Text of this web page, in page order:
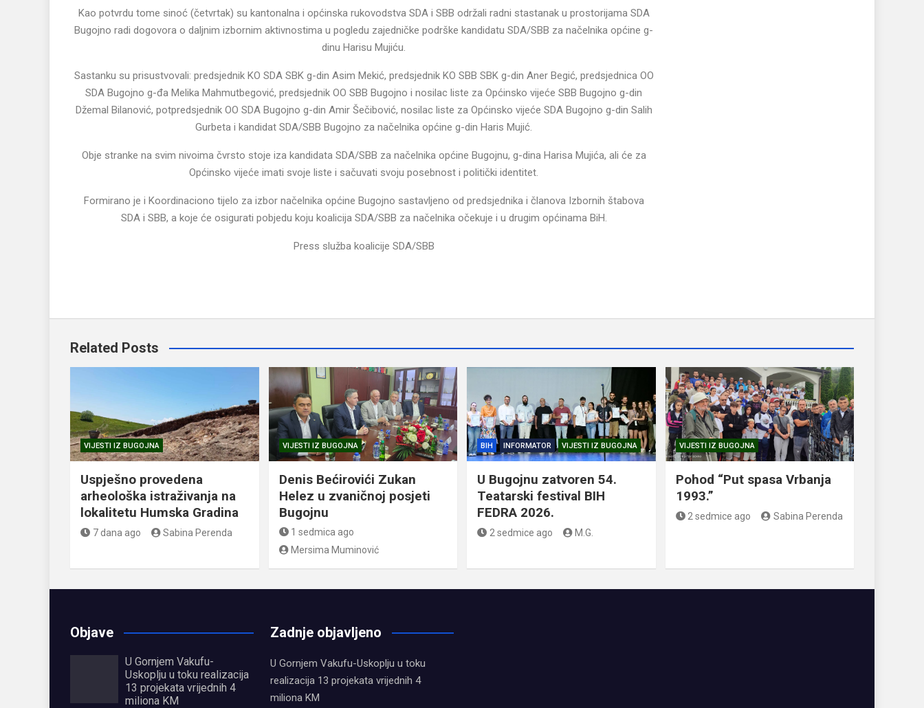
Kao potvrdu tome sinoć (četvrtak) su kantonalna i općinska rukovodstva SDA i SBB održali radni stastanak u prostorijama SDA
Bugojno radi dogovora o daljnim izbornim aktivnostima u pogledu zajedničke podrške kandidatu SDA/SBB za načelnika općine g-
dinu Harisu Mujiću.
Sastanku su prisustvovali: predsjednik KO SDA SBK g-din Asim Mekić, predsjednik KO SBB SBK g-din Aner Begić, predsjednica OO
SDA Bugojno g-đa Melika Mahmutbegović, predsjednik OO SBB Bugojno i nosilac liste za Općinsko vijeće SBB Bugojno g-din
Džemal Bilanović, potpredsjednik OO SDA Bugojno g-din Amir Šečibović, nosilac liste za Općinsko vijeće SDA Bugojno g-din Salih
Gurbeta i kandidat SDA/SBB Bugojno za načelnika općine g-din Haris Mujić.
Obje stranke na svim nivoima čvrsto stoje iza kandidata SDA/SBB za načelnika općine Bugojnu, g-dina Harisa Mujića, ali će za
Općinsko vijeće imati svoje liste i sačuvati svoju posebnost i politički identitet.
Formirano je i Koordinaciono tijelo za izbor načelnika općine Bugojno sastavljeno od predsjednika i članova Izbornih štabova
SDA i SBB, a koje će osigurati pobjedu koju koalicija SDA/SBB za načelnika očekuje i u drugim općinama BiH.
Press služba koalicije SDA/SBB
Related Posts
VIJESTI IZ BUGOJNA
Uspješno provedena
arheološka istraživanja na
lokalitetu Humska Gradina
7 dana ago Sabina Perenda
VIJESTI IZ BUGOJNA
Denis Bećirovići Zukan
Helez u zvaničnoj posjeti
Bugojnu
1 sedmica ago
Mersima Muminović
BIH INFORMATOR VIJESTI IZ BUGOJNA
U Bugojnu zatvoren 54.
Teatarski festival BIH
FEDRA 2026.
2 sedmice ago M.G.
VIJESTI IZ BUGOJNA
Pohod “Put spasa Vrbanja
1993.”
2 sedmice ago Sabina Perenda
Objave
U Gornjem Vakufu-
Uskoplju u toku realizacija
13 projekata vrijednih 4
miliona KM
Zadnje objavljeno
U Gornjem Vakufu-Uskoplju u toku
realizacija 13 projekata vrijednih 4
miliona KM